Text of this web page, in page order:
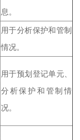
息。
用于分析保护和管制
情况。
用于预划登记单元、
分析保护和管制情
况。